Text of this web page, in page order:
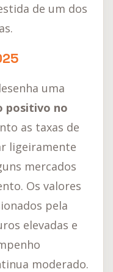
de um dos
uma
positivo no
as taxas de
ligeiramente
mercados
Os valores
pela
elevadas e
moderado.